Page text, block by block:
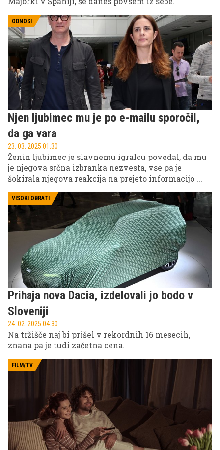
ODNOSI
Njen ljubimec mu je po e-mailu sporočil,
da ga vara
23. 03. 2025 01.30
Ženin ljubimec je slavnemu igralcu povedal, da mu
je njegova srčna izbranka nezvesta, vse pa je
šokirala njegova reakcija na prejeto informacijo ...
VISOKI OBRATI
Prihaja nova Dacia, izdelovali jo bodo v
Sloveniji
24. 02. 2025 04.30
Na tržišče naj bi prišel v rekordnih 16 mesecih,
znana pa je tudi začetna cena.
FILM/TV